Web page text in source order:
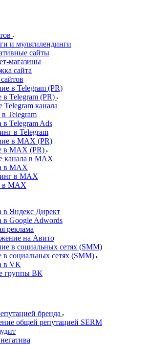
и мультилендинги
сайты
магазины
сайта
Telegram (PR)
Telegram канала
Telegram
в Telegram Ads
в Telegram
в MAX (PR)
канала в MAX
в MAX
в MAX
в MAX
в Яндекс Директ
в Google Adwords
реклама
на Авито
социальных сетях (SMM)
в VK
группы ВК
бренда
общей репутацией SERM